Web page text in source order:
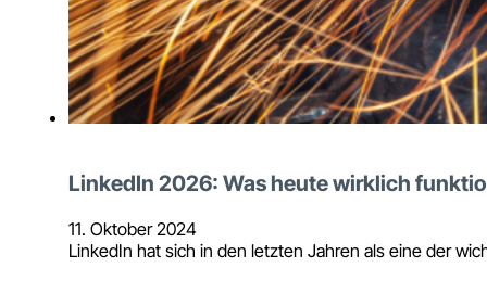
LinkedIn 2026: Was heute wirklich
11. Oktober 2024
LinkedIn hat sich in den letzten Jahren als eine der